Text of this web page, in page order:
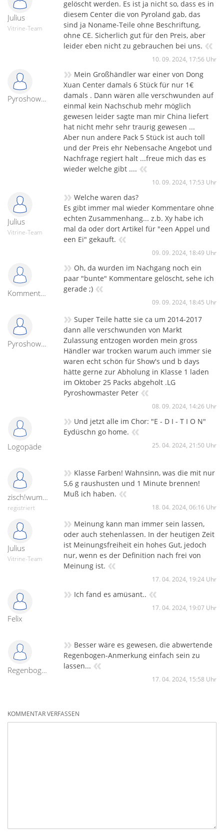
Julius
Vitrine-Team
gelöscht werden. Es ist ja nicht so, dass es in
diesem Center die von Pyroland gab, das
sind ja Noname-Teile ohne Beschriftung,
ohne CE. Sicherlich gut für den Preis, aber
leider eben nicht zu gebrauchen bei uns. «
10. 09. 2024, 17:56 Uhr
Pyroshowmaster
» Mein Großhändler war einer von Dong
Xuan Center damals 6 Stück für nur 1€
damals . Dann wären alle verschwunden auf
einmal kein Nachschub mehr möglich
gewesen leider sagte man mir China liefert
hat nicht mehr sehr traurig gewesen ...
Aber nun andere Pack 5 Stück ist auch toll
und der Preis ehr Nebensache Angebot und
Nachfrage regiert halt ...freue mich das es
wieder welche gibt .... «
10. 09. 2024, 17:53 Uhr
Julius
Vitrine-Team
» Welche waren das?
Es gibt immer mal wieder Kommentare ohne
echten Zusammenhang... z.b. Xy habe ich
mal da oder dort Artikel für "een Appel und
een Ei" gekauft. «
09. 09. 2024, 18:49 Uhr
Kommentare
» Oh, da wurden im Nachgang noch ein
paar "bunte" Kommentare gelöscht, sehe ich
gerade ;) «
09. 09. 2024, 18:45 Uhr
Pyroshowmaster
» Super Teile hatte sie ca um 2014-2017
dann alle verschwunden von Markt
Zulassung entzogen worden mein gross
Händler war trocken warum auch immer sie
waren echt schön für Show's und b days
hätte gerne zur Abholung in Klasse 1 laden
im Oktober 25 Packs abgeholt .LG
Pyroshowmaster Peter «
08. 09. 2024, 14:26 Uhr
Logopäde
» Und jetzt alle im Chor: "E - D I - T I O N"
Eydüschn go home. «
25. 04. 2024, 21:50 Uhr
zisch!wumm!peng!
registriert
» Klasse Farben! Wahnsinn, was die mit nur
5,6 g raushusten und 1 Minute brennen!
Muß ich haben. «
18. 04. 2024, 06:16 Uhr
Julius
Vitrine-Team
» Meinung kann man immer sein lassen,
oder auch stehenlassen. In der heutigen Zeit
ist Meinungsfreiheit ein hohes Gut, jedoch
nur, wenn es der Definition nach frei von
Meinung ist. «
17. 04. 2024, 19:24 Uhr
Felix
» Ich fand es amüsant.. «
17. 04. 2024, 19:07 Uhr
Regenbogen
» Besser wäre es gewesen, die abwertende
Regenbogen-Anmerkung einfach sein zu
lassen... «
17. 04. 2024, 15:58 Uhr
KOMMENTAR VERFASSEN